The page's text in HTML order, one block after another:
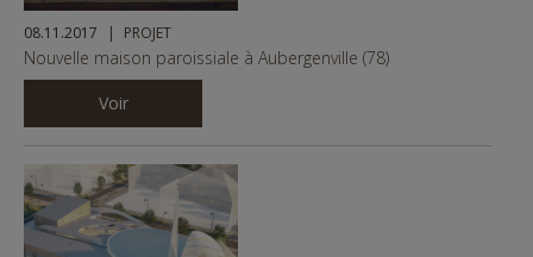
08.11.2017 PROJET
Nouvelle maison paroissiale à Aubergenville (78)
Voir